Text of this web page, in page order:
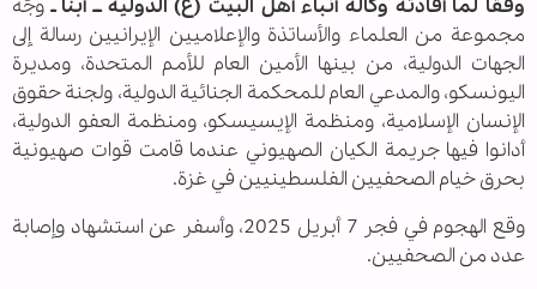
وفقا لما أفادته وكالة أنباء أهل البيت (ع) الدولية ــ أبنا ـوجّه
مجموعة من العلماء والأساتذة والإعلاميين الإيرانيين رسالة إلى
الجهات الدولية، من بينها الأمين العام للأمم المتحدة، ومديرة
اليونسكو، والمدعي العام للمحكمة الجنائية الدولية، ولجنة حقوق
الإنسان الإسلامية، ومنظمة الإيسيسكو، ومنظمة العفو الدولية،
أدانوا فيها جريمة الكيان الصهيوني عندما قامت قوات صهيونية
بحرق خيام الصحفيين الفلسطينيين في غزة.
وقع الهجوم في فجر 7 أبريل 2025، وأسفر عن استشهاد وإصابة
عدد من الصحفيين.